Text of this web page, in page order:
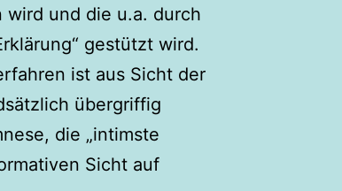
wird und die u.a. durch
gestützt wird.
ist aus Sicht der
übergriffig
die „intimste
Sicht auf